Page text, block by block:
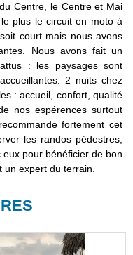
Centre, le Centre et Mai
plus le circuit en moto à
court mais nous avons
Nous avons fait un
: les paysages sont
2 nuits chez
: accueil, confort, qualité
nos espérences surtout
fortement cet
les randos pédestres,
pour bénéficier de bon
expert du terrain.